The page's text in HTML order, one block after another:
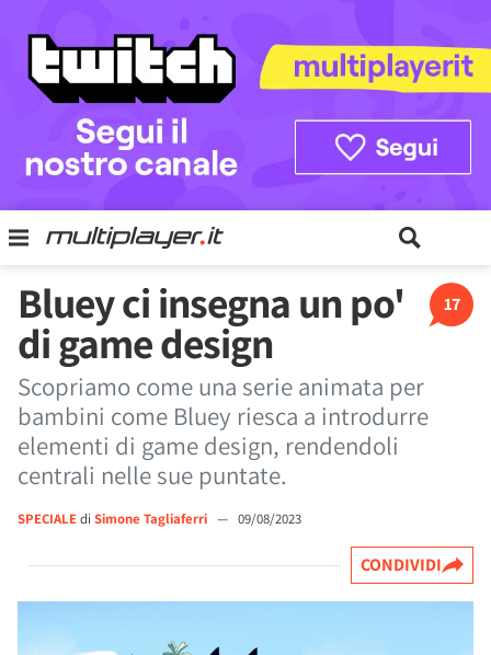
17
Bluey ci insegna un po'
di game design
Scopriamo come una serie animata per
bambini come Bluey riesca a introdurre
elementi di game design, rendendoli
centrali nelle sue puntate.
SPECIALEdi Simone Tagliaferri — 09/08/2023
CONDIVIDI